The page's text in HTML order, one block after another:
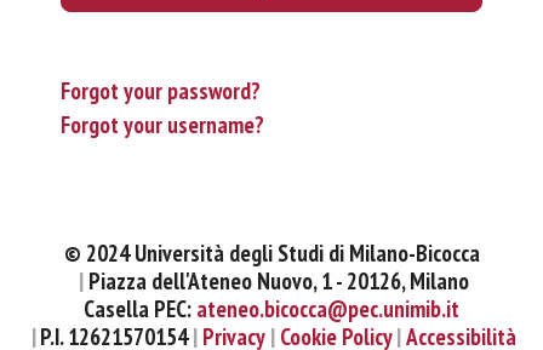
Forgot your password?
Forgot your username?
© 2024 Università degli Studi di Milano-Bicocca
Piazza dell'Ateneo Nuovo, 1 - 20126, Milano
Casella PEC: ateneo.bicocca@pec.unimib.it
P.I. 12621570154 Privacy Cookie Policy Accessibilità